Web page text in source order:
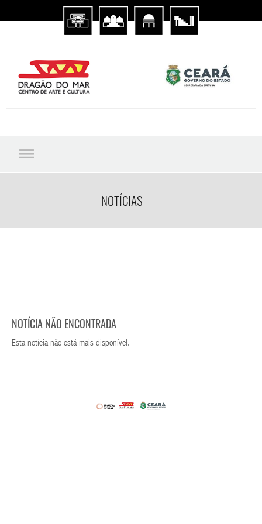
NOTÍCIAS
NOTÍCIA NÃO ENCONTRADA
Esta notícia não está mais disponível.